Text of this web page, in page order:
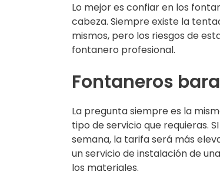
Lo mejor es confiar en los
cabeza. Siempre existe la
mismos, pero los riesgos de
fontanero profesional.
Fontaneros
La pregunta siempre es la
tipo de servicio que requieras.
semana, la tarifa será más
un servicio de instalación de
los materiales.